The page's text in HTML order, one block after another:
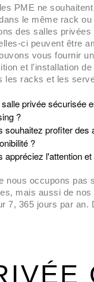
PME ne
le même rack
des salles
ci peuvent être
vous fournir
et l'installation
les racks et les
salle privée sécurisée
?
souhaitez profiter des
?
appréciez l'attention
nous occupons pas
mais aussi de
7, 365 jours par an.